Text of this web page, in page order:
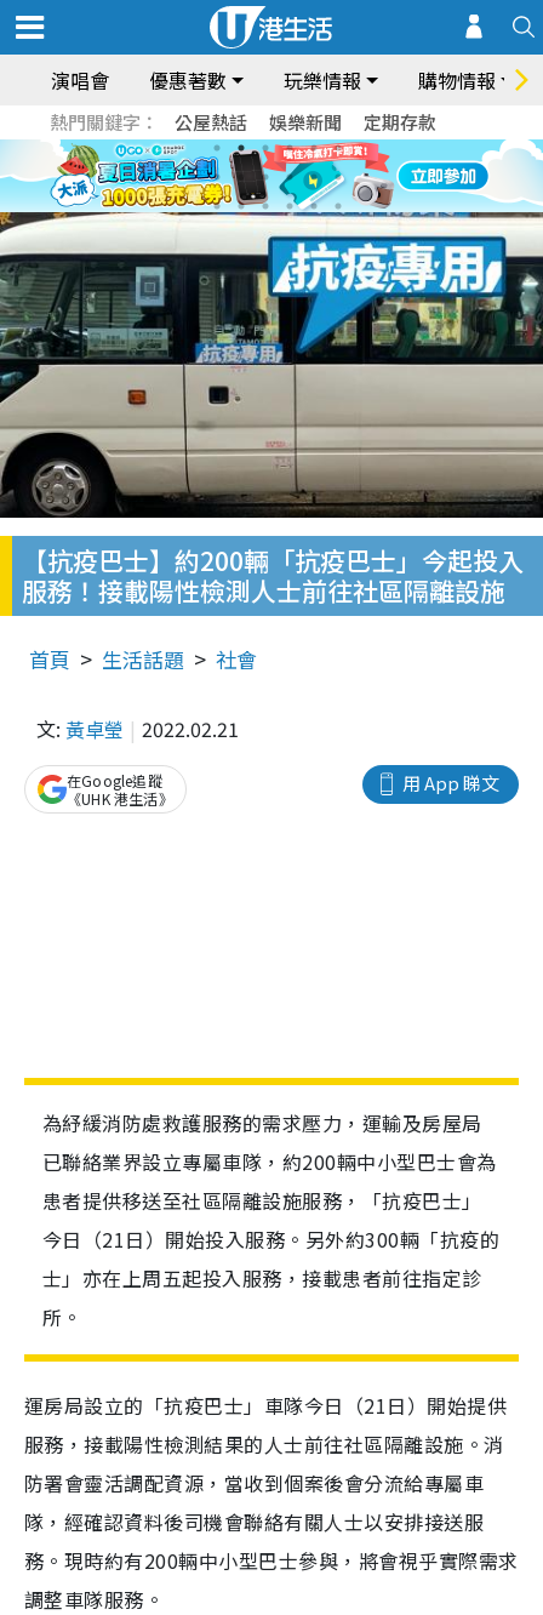
演唱會 優惠著數 玩樂情報 購物情報
熱門關鍵字： 公屋熱話 娛樂新聞 定期存款
【抗疫巴士】約200輛「抗疫巴士」今起投入
服務！接載陽性檢測人士前往社區隔離設施
首頁 生活話題 社會
文: 黃卓瑩 2022.02.21
用 App 睇文
在Google追蹤
《UHK 港生活》
為紓緩消防處救護服務的需求壓力，運輸及房屋局
已聯絡業界設立專屬車隊，約200輛中小型巴士會為
患者提供移送至社區隔離設施服務，「抗疫巴士」
今日（21日）開始投入服務。另外約300輛「抗疫的
士」亦在上周五起投入服務，接載患者前往指定診
所。
運房局設立的「抗疫巴士」車隊今日（21日）開始提供
服務，接載陽性檢測結果的人士前往社區隔離設施。消
防署會靈活調配資源，當收到個案後會分流給專屬車
隊，經確認資料後司機會聯絡有關人士以安排接送服
務。現時約有200輛中小型巴士參與，將會視乎實際需求
調整車隊服務。